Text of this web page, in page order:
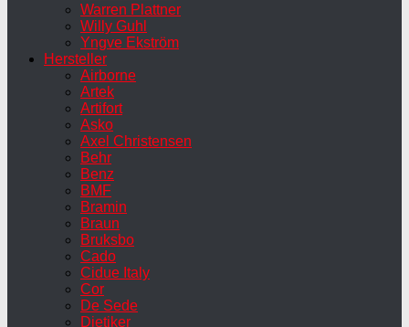
Warren Plattner
Willy Guhl
Yngve Ekström
Hersteller
Airborne
Artek
Artifort
Asko
Axel Christensen
Behr
Benz
BMF
Bramin
Braun
Bruksbo
Cado
Cidue Italy
Cor
De Sede
Dietiker